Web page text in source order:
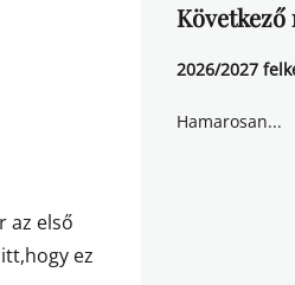
az első
ez
Következő
2026/2027
Hamarosan...